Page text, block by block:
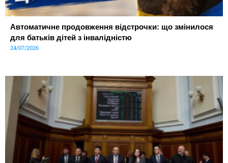
Автоматичне продовження відстрочки: що змінилося
для батьків дітей з інвалідністю
24/07/2026